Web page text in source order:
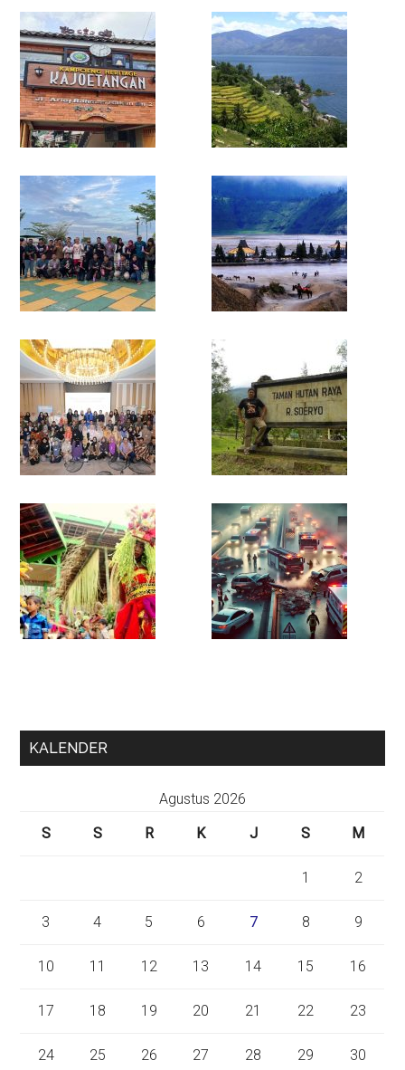
KALENDER
Agustus 2026
S
S R K J S M
1 2
3 4 5 6 7 8 9
10 11 12 13 14 15 16
17 18 19 20 21 22 23
24 25 26 27 28 29 30